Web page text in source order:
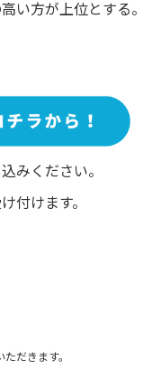
い方が上位とする。
みください。
付けます。
だきます。